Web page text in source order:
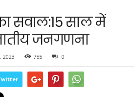
सवाल:15 साल में
जनगणना
2023 755 0